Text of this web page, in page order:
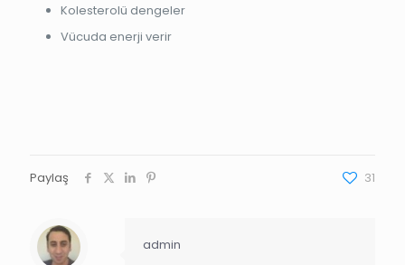
Kolesterolü dengeler
Vücuda enerji verir
Paylaş 31
admin